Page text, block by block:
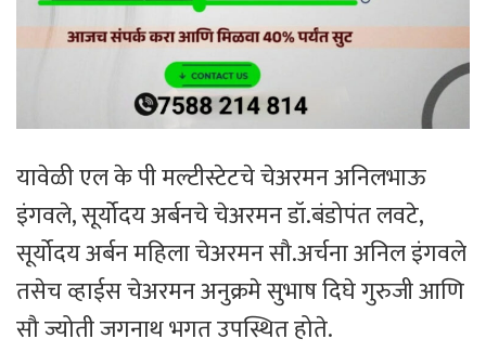
यावेळी एल के पी मल्टीस्टेटचे चेअरमन अनिलभाऊ
इंगवले, सूर्योदय अर्बनचे चेअरमन डॉ.बंडोपंत लवटे,
सूर्योदय अर्बन महिला चेअरमन सौ.अर्चना अनिल इंगवले
तसेच व्हाईस चेअरमन अनुक्रमे सुभाष दिघे गुरुजी आणि
सौ ज्योती जगनाथ भगत उपस्थित होते.